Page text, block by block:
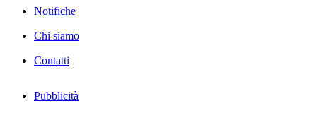
Notifiche
Chi siamo
Contatti
Pubblicità